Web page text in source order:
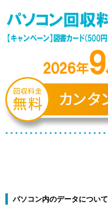
パソコン内のデータについて